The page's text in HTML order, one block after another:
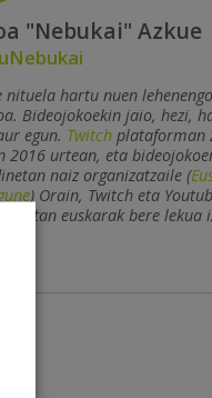
"Nebukai" Azkue
nituela hartu nuen
Bideojokoekin jaio, hezi,
egun. Twitch plataforman
2016 urtean, eta
naiz organizatzaile (
) Orain, Twitch eta
euskarak bere lekua